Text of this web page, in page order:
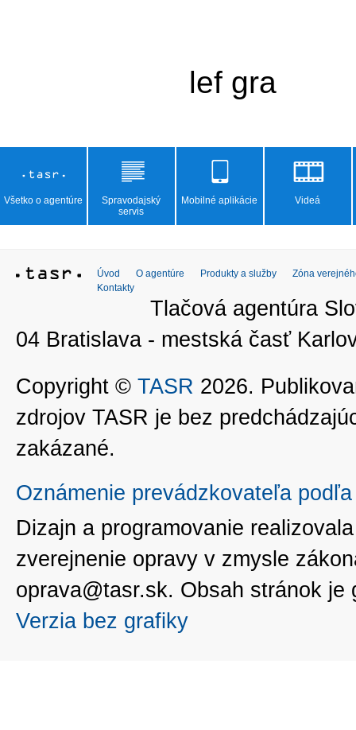
Všetko o agentúre
Spravodajský
servis
Mobilné aplikácie Videá
Úvod O agentúre Produkty a služby
Zóna
Kontakty
Tlačová agentúra
04 Bratislava - mestská časť
Copyright © TASR 2026.
zdrojov TASR je bez
zakázané.
Oznámenie prevádzkovateľa
Dizajn a programovanie
zverejnenie opravy v zmysle
oprava@tasr.sk. Obsah stránok
Verzia bez grafiky